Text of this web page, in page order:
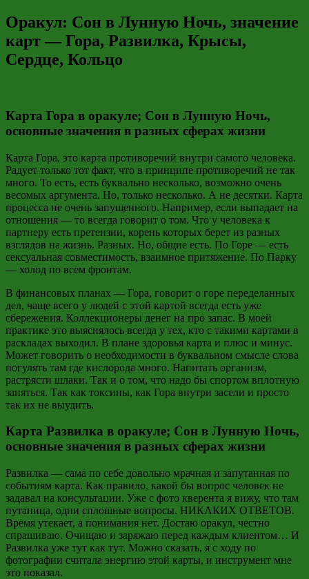
Оракул: Сон в Лунную Ночь, значение
карт — Гора, Развилка, Крысы,
Сердце, Кольцо
Карта Гора в оракуле; Сон в Лунную Ночь,
основные значения в разных сферах жизни
Карта Гора, это карта противоречий внутри самого человека.
Радует только тот факт, что в принципе противоречий не так
много. То есть, есть буквально несколько, возможно очень
весомых аргумента. Но, только несколько. А не десятки. Карта
процесса не очень запущенного. Например, если выпадает на
отношения — то всегда говорит о том. Что у человека к
партнеру есть претензии, корень которых берет из разных
взглядов на жизнь. Разных. Но, общие есть. По Горе — есть
сексуальная совместимость, взаимное притяжение. По Парку
— холод по всем фронтам.
В финансовых планах — Гора, говорит о горе переделанных
дел, чаще всего у людей с этой картой всегда есть уже
сбережения. Коллекционеры денег на про запас. В моей
практике это выяснялось всегда у тех, кто с такими картами в
раскладах выходил. В плане здоровья карта и плюс и минус.
Может говорить о необходимости в буквальном смысле слова
погулять там где кислорода много. Напитать организм,
растрясти шлаки. Так и о том, что надо бы спортом вплотную
заняться. Так как токсины, как Гора внутри засели и просто
так их не выудить.
Карта Развилка в оракуле; Сон в Лунную Ночь,
основные значения в разных сферах жизни
Развилка — сама по себе довольно мрачная и запутанная по
событиям карта. Как правило, какой бы вопрос человек не
задавал на консультации. Уже с фото кверента я вижу, что там
путаница, одни сплошные вопросы. НИКАКИХ ОТВЕТОВ.
Время утекает, а понимания нет. Достаю оракул, честно
спрашиваю. Очищаю и заряжаю перед каждым клиентом… И
Развилка уже тут как тут. Можно сказать, я с ходу по
фотографии считала энергию этой карты, и инструмент мне
это показал.